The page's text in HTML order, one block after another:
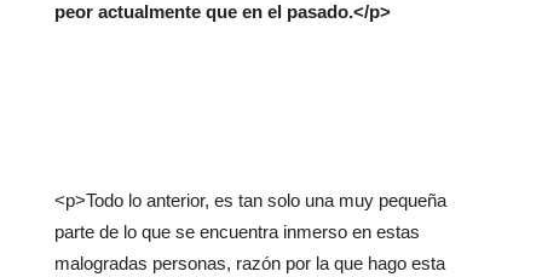
peor actualmente que en el pasado.</p>
<p>Todo lo anterior, es tan solo una muy pequeña
parte de lo que se encuentra inmerso en estas
malogradas personas, razón por la que hago esta